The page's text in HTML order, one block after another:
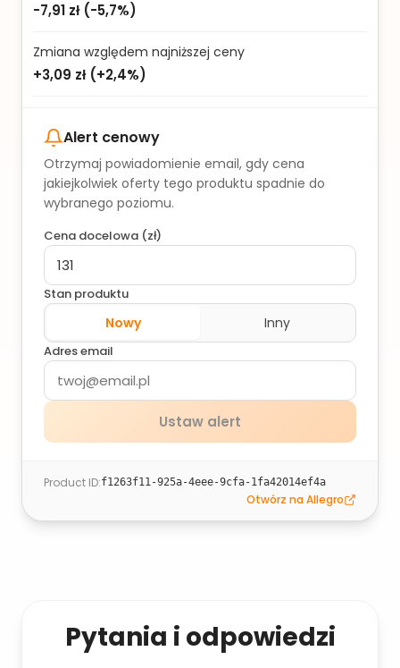
-7,91 zł(-5,7%)
Zmiana względem najniższej ceny
+3,09 zł(+2,4%)
Alert cenowy
Otrzymaj powiadomienie email, gdy cena
jakiejkolwiek oferty tego produktu spadnie do
wybranego poziomu.
Cena docelowa (zł)
Stan produktu
Nowy Inny
Adres email
Ustaw alert
Product ID:f1263f11-925a-4eee-9cfa-1fa42014ef4a
Otwórz na Allegro
Pytania i odpowiedzi